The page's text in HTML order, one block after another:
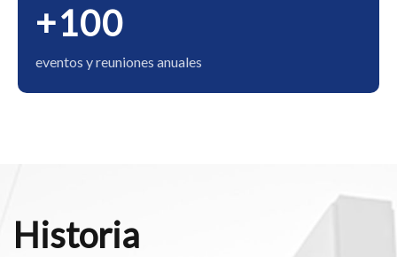
+100
eventos y reuniones anuales
Historia​